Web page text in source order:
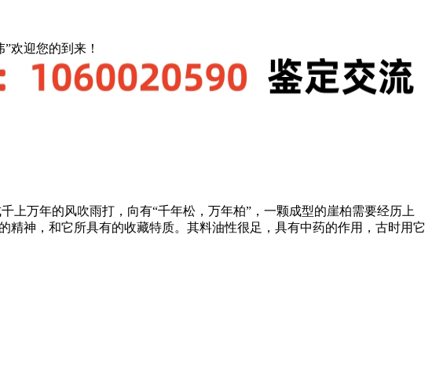
欢迎您的到来！
上万年的风吹雨打，向有“千年松，万年柏”，一颗成型的崖柏需要经历上
神，和它所具有的收藏特质。其料油性很足，具有中药的作用，古时用它